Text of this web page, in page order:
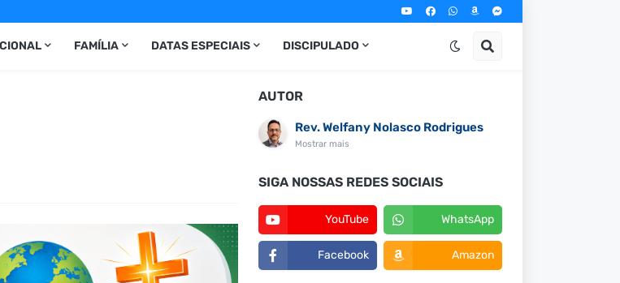
FAMÍLIA DATAS ESPECIAIS DISCIPULADO
AUTOR
Rev. Welfany Nolasco Rodrigues
Mostrar mais
SIGA NOSSAS REDES SOCIAIS
YouTube WhatsApp
Facebook Amazon